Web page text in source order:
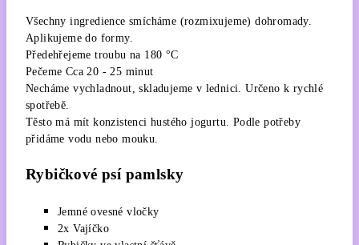
Všechny ingredience smícháme (rozmixujeme) dohromady.
Aplikujeme do formy.
Předehřejeme troubu na 180 °C
Pečeme Cca 20 - 25 minut
Necháme vychladnout, skladujeme v lednici. Určeno k rychlé
spotřebě.
Těsto má mít konzistenci hustého jogurtu. Podle potřeby
přidáme vodu nebo mouku.
Rybičkové psí pamlsky
Jemné ovesné vločky
2x Vajíčko